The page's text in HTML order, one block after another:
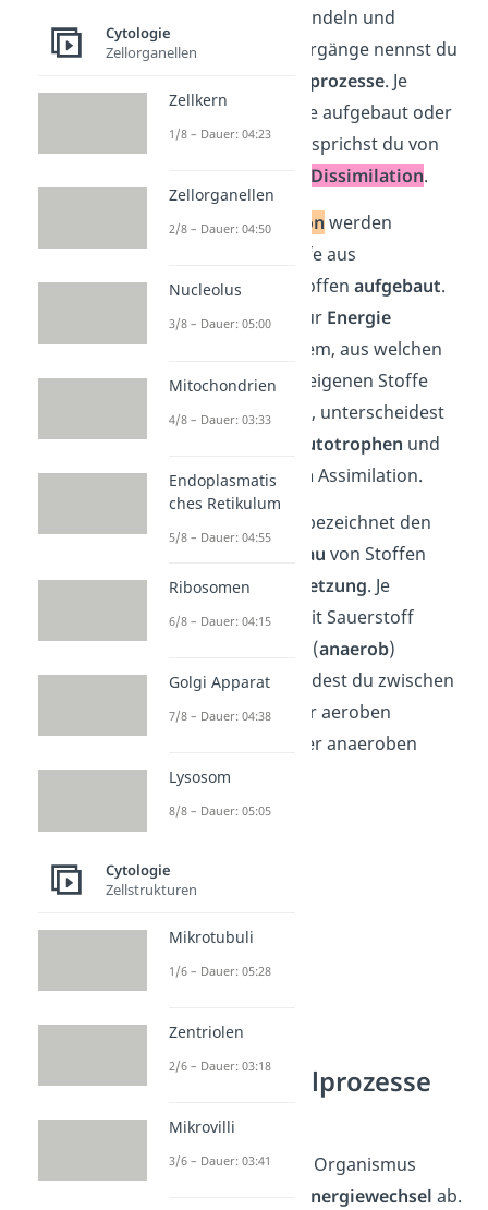
aufnehmen, umwandeln und
abgeben. Diese Vorgänge nennst du
Stoffwechselprozesse. Je
nachdem, ob Stoffe aufgebaut oder
abgebaut werden, sprichst du von
Dissimilation.
Bei derAssimilation werden
körpereigene Stoffe aus
körperfremden Stoffenaufgebaut.
Meistens wird dafür Energie
benötigt. Je nachdem, aus welchen
Stoffen die körpereigenen Stoffe
produziert werden, unterscheidest
autotrophen und
derheterotrophen Assimilation.
bezeichnet den
Abbau von Stoffen
unterEnergiefreisetzung. Je
nachdem, ob sie mit Sauerstoff
) oder ohne (anaerob)
abläuft, unterscheidest du zwischen
den Vorgängen der aeroben
und der anaeroben
Gärung.
Welche
Stoffwechselprozesse
gibt es?
In jeder Zelle eines Organismus
Stoff- und Energiewechsel ab.
Cytologie
Zellorganellen
Zellkern
1/8 – Dauer: 04:23
Zellorganellen
2/8 – Dauer: 04:50
Nucleolus
3/8 – Dauer: 05:00
Mitochondrien
4/8 – Dauer: 03:33
Endoplasmatis
ches Retikulum
5/8 – Dauer: 04:55
Ribosomen
6/8 – Dauer: 04:15
Golgi Apparat
7/8 – Dauer: 04:38
Lysosom
8/8 – Dauer: 05:05
Cytologie
Zellstrukturen
Mikrotubuli
1/6 – Dauer: 05:28
Zentriolen
2/6 – Dauer: 03:18
Mikrovilli
3/6 – Dauer: 03:41